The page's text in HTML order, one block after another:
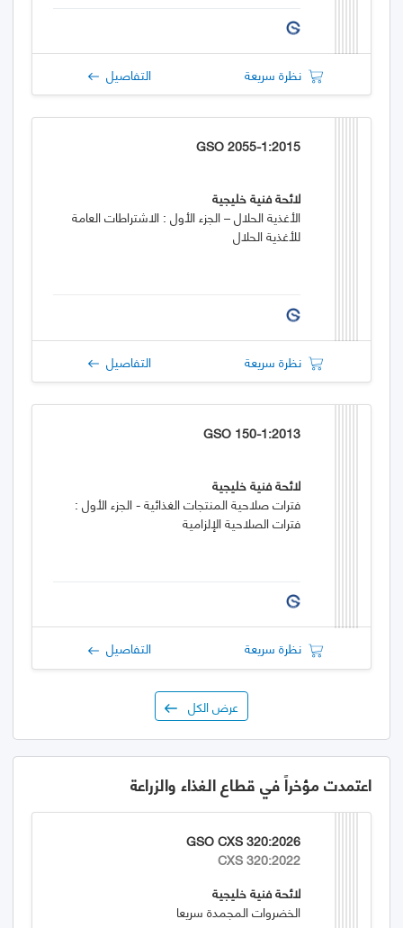
نظرة سريعة التفاصيل
GSO 2055-1:2015
لائحة فنية خليجية
الأغذية الحلال – الجزء الأول : الاشتراطات العامة
للأغذية الحلال
نظرة سريعة التفاصيل
GSO 150-1:2013
لائحة فنية خليجية
فترات صلاحية المنتجات الغذائية - الجزء الأول :
فترات الصلاحية الإلزامية
نظرة سريعة التفاصيل
عرض الكل
اعتمدت مؤخراً في قطاع الغذاء والزراعة
GSO CXS 320:2026
CXS 320:2022
لائحة فنية خليجية
الخضروات المجمدة سريعا